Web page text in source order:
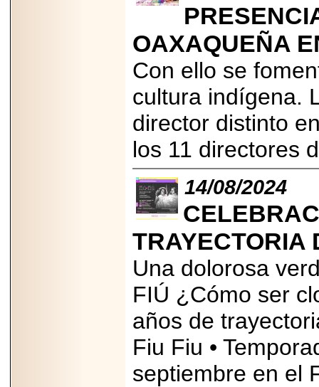
OAXAQUEÑA
Con ello se
cultura indígena.
director distinto
los 11 directores
14/08/2024
TRAYECTORIA
Una dolorosa
FIÚ ¿Cómo ser
años de
Fiu Fiu •
septiembre en el